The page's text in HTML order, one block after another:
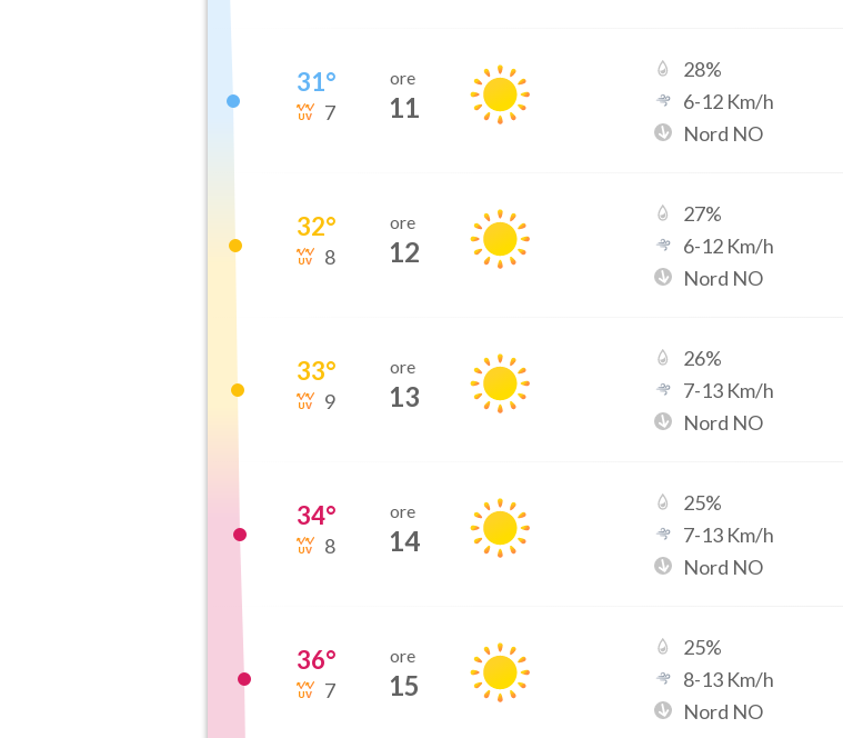
31°
7
ore
11
28%
6-12 Km/h
Nord NO
32°
8
ore
12
27%
6-12 Km/h
Nord NO
33°
9
ore
13
26%
7-13 Km/h
Nord NO
34°
8
ore
14
25%
7-13 Km/h
Nord NO
36°
7
ore
15
25%
8-13 Km/h
Nord NO